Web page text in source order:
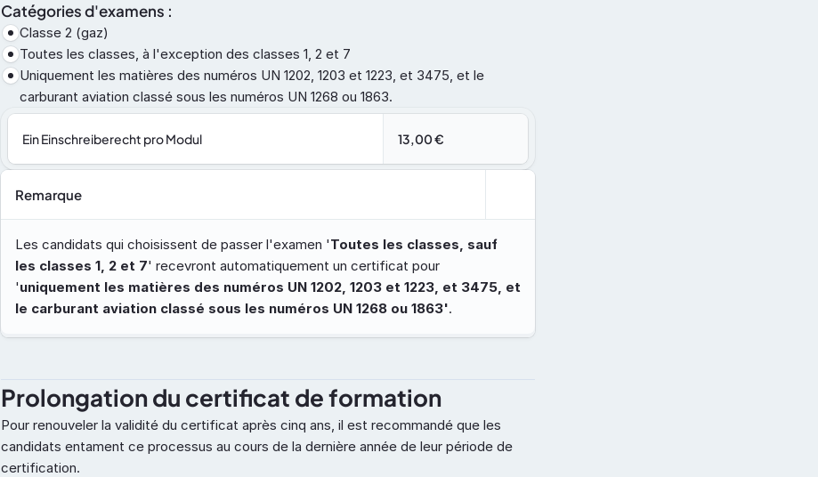
Catégories d'examens :
Classe 2 (gaz)
Toutes les classes, à l'exception des classes 1, 2 et 7
Uniquement les matières des numéros UN 1202, 1203 et 1223, et 3475, et le
carburant aviation classé sous les numéros UN 1268 ou 1863.
Ein Einschreiberecht pro Modul 13,00 €
Remarque
Les candidats qui choisissent de passer l'examen 'Toutes les classes, sauf
les classes 1, 2 et 7' recevront automatiquement un certificat pour
'uniquement les matières des numéros UN 1202, 1203 et 1223, et 3475, et
le carburant aviation classé sous les numéros UN 1268 ou 1863'.
Prolongation du certificat de formation
Pour renouveler la validité du certificat après cinq ans, il est recommandé que les
candidats entament ce processus au cours de la dernière année de leur période de
certification.